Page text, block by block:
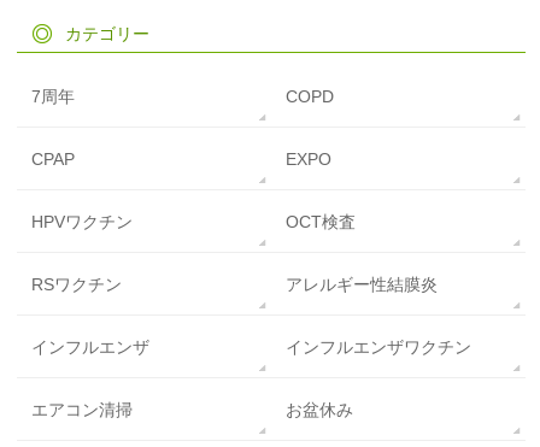
カテゴリー
7周年 COPD
CPAP EXPO
HPVワクチン OCT検査
RSワクチン アレルギー性結膜炎
インフルエンザ インフルエンザワクチン
エアコン清掃 お盆休み